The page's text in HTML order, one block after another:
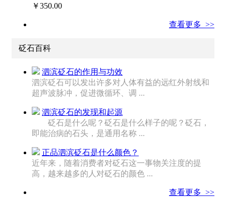
￥350.00
查看更多 >>
砭石百科
泗滨砭石的作用与功效
泗滨砭石可以发出许多对人体有益的远红外射线和
超声波脉冲，促进微循环、调 ...
泗滨砭石的发现和起源
砭石是什么呢？砭石是什么样子的呢？砭石，
即能治病的石头，是通用名称 ...
正品泗滨砭石是什么颜色？
近年来，随着消费者对砭石这一事物关注度的提
高，越来越多的人对砭石的颜色 ...
查看更多 >>